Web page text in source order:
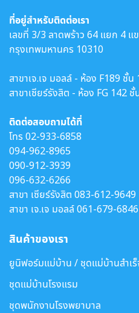
ที่อยู่สำหรับติดต่อเรา
เลขที่ 3/3 ลาดพร้าว 64 แยก 4 แ
กรุงเทพมหานคร 10310
สาขาเจ.เจ มอลล์ - ห้อง F189 ชั้
สาขาเซียร์รังสิต - ห้อง FG 142 ชั้
ติดต่อสอบถามได้ที่
โทร02-933-6858
094-962-8965
090-912-3939
096-632-6266
สาขา เซียร์รังสิต 083-612-9649
สาขา เจ.เจ มอลล์061-679-6846
สินค้าของเรา
ยูนิฟอร์มแม่บ้าน / ชุดแม่บ้านสำเ
ชุดแม่บ้านโรงแรม
ชุดพนักงานโรงพยาบาล